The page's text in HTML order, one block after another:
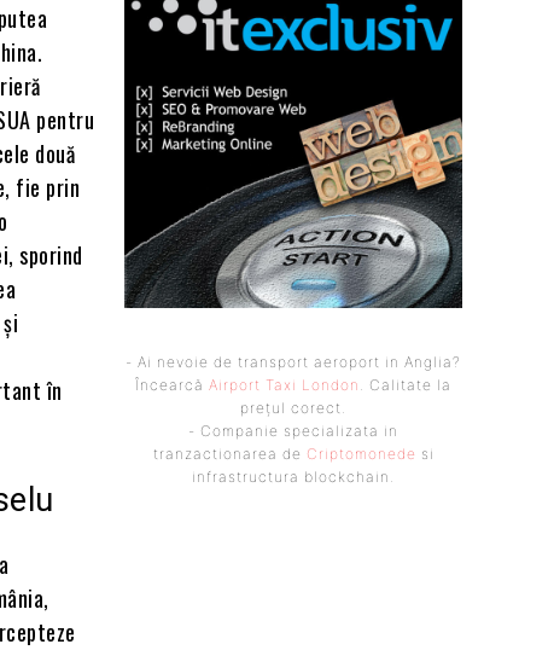
pentru
două
fie prin
sporind
în
- Ai nevoie de transport aeroport in Anglia?
Încearcă Airport Taxi London . Calitate la
prețul corect.
- Companie specializata in
tranzactionarea de Criptomonede si
infrastructura blockchain.